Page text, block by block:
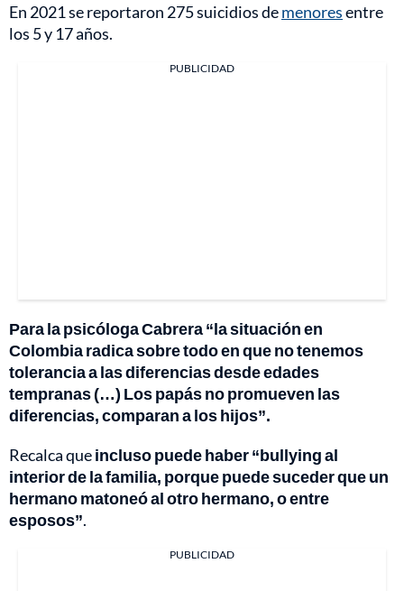
En 2021 se reportaron 275 suicidios demenoresentre
los 5 y 17 años.
PUBLICIDAD
Para la psicóloga Cabrera “la situación en
Colombia radica sobre todo en que no tenemos
tolerancia a las diferencias desde edades
tempranas (…) Los papás no promueven las
diferencias, comparan a los hijos”.
Recalca queincluso puede haber “bullying al
interior de la familia, porque puede suceder que un
hermano matoneó al otro hermano, o entre
esposos”.
PUBLICIDAD